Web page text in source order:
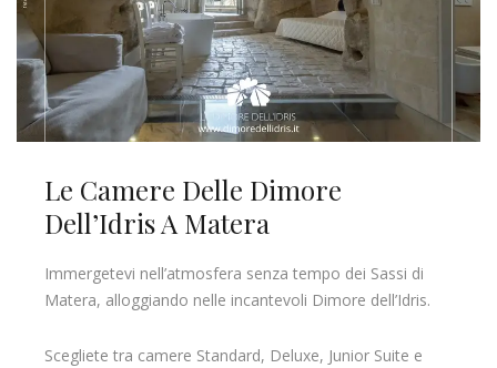
Le Camere Delle Dimore
Dell’Idris A Matera
Immergetevi nell’atmosfera senza tempo dei Sassi di
Matera, alloggiando nelle incantevoli Dimore dell’Idris.
Scegliete tra camere Standard, Deluxe, Junior Suite e